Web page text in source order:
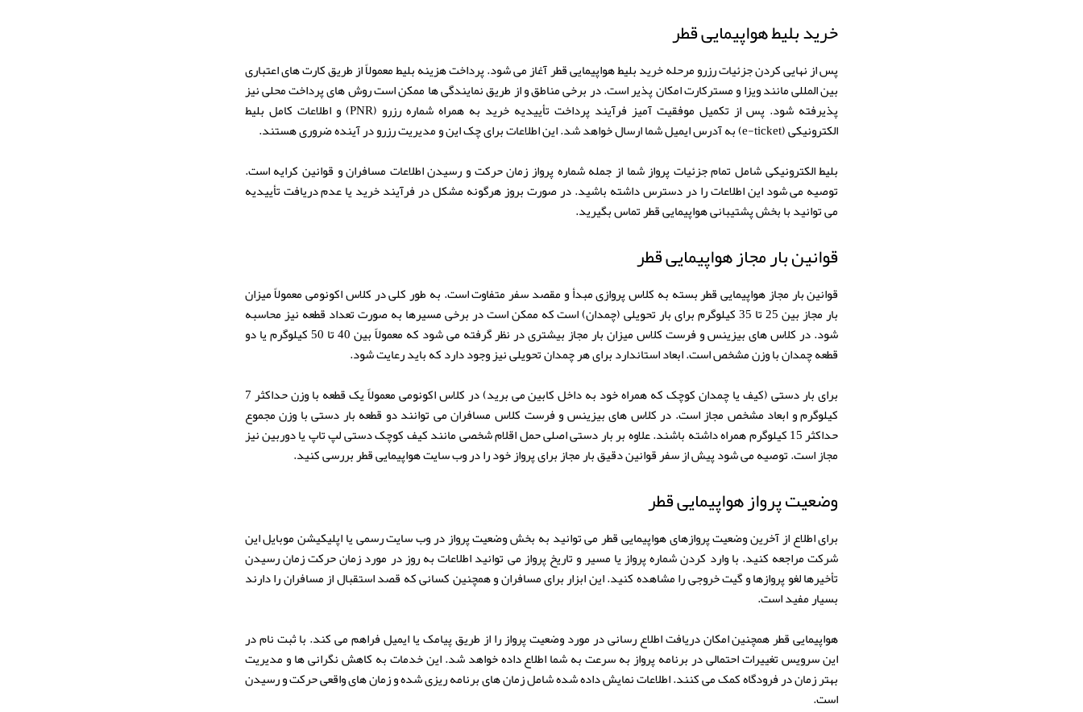
خرید بلیط هواپیمایی قطر
پس از نهایی کردن جزئیات رزرو مرحله خرید بلیط هواپیمایی قطر آغاز می شود. پرداخت هزینه بلیط معمولاً از طریق کارت های اعتباری
بین المللی مانند ویزا و مسترکارت امکان پذیر است. در برخی مناطق و از طریق نمایندگی ها ممکن است روش های پرداخت محلی نیز
پذیرفته شود. پس از تکمیل موفقیت آمیز فرآیند پرداخت تأییدیه خرید به همراه شماره رزرو (PNR) و اطلاعات کامل بلیط
الکترونیکی (e-ticket) به آدرس ایمیل شما ارسال خواهد شد. این اطلاعات برای چک این و مدیریت رزرو در آینده ضروری هستند.
بلیط الکترونیکی شامل تمام جزئیات پرواز شما از جمله شماره پرواز زمان حرکت و رسیدن اطلاعات مسافران و قوانین کرایه است.
توصیه می شود این اطلاعات را در دسترس داشته باشید. در صورت بروز هرگونه مشکل در فرآیند خرید یا عدم دریافت تأییدیه
می توانید با بخش پشتیبانی هواپیمایی قطر تماس بگیرید.
قوانین بار مجاز هواپیمایی قطر
قوانین بار مجاز هواپیمایی قطر بسته به کلاس پروازی مبدأ و مقصد سفر متفاوت است. به طور کلی در کلاس اکونومی معمولاً میزان
بار مجاز بین 25 تا 35 کیلوگرم برای بار تحویلی (چمدان) است که ممکن است در برخی مسیرها به صورت تعداد قطعه نیز محاسبه
شود. در کلاس های بیزینس و فرست کلاس میزان بار مجاز بیشتری در نظر گرفته می شود که معمولاً بین 40 تا 50 کیلوگرم یا دو
قطعه چمدان با وزن مشخص است. ابعاد استاندارد برای هر چمدان تحویلی نیز وجود دارد که باید رعایت شود.
برای بار دستی (کیف یا چمدان کوچک که همراه خود به داخل کابین می برید) در کلاس اکونومی معمولاً یک قطعه با وزن حداکثر 7
کیلوگرم و ابعاد مشخص مجاز است. در کلاس های بیزینس و فرست کلاس مسافران می توانند دو قطعه بار دستی با وزن مجموع
حداکثر 15 کیلوگرم همراه داشته باشند. علاوه بر بار دستی اصلی حمل اقلام شخصی مانند کیف کوچک دستی لپ تاپ یا دوربین نیز
مجاز است. توصیه می شود پیش از سفر قوانین دقیق بار مجاز برای پرواز خود را در وب سایت هواپیمایی قطر بررسی کنید.
وضعیت پرواز هواپیمایی قطر
برای اطلاع از آخرین وضعیت پروازهای هواپیمایی قطر می توانید به بخش وضعیت پرواز در وب سایت رسمی یا اپلیکیشن موبایل این
شرکت مراجعه کنید. با وارد کردن شماره پرواز یا مسیر و تاریخ پرواز می توانید اطلاعات به روز در مورد زمان حرکت زمان رسیدن
تأخیرها لغو پروازها و گیت خروجی را مشاهده کنید. این ابزار برای مسافران و همچنین کسانی که قصد استقبال از مسافران را دارند
بسیار مفید است.
هواپیمایی قطر همچنین امکان دریافت اطلاع رسانی در مورد وضعیت پرواز را از طریق پیامک یا ایمیل فراهم می کند. با ثبت نام در
این سرویس تغییرات احتمالی در برنامه پرواز به سرعت به شما اطلاع داده خواهد شد. این خدمات به کاهش نگرانی ها و مدیریت
بهتر زمان در فرودگاه کمک می کنند. اطلاعات نمایش داده شده شامل زمان های برنامه ریزی شده و زمان های واقعی حرکت و رسیدن
است.